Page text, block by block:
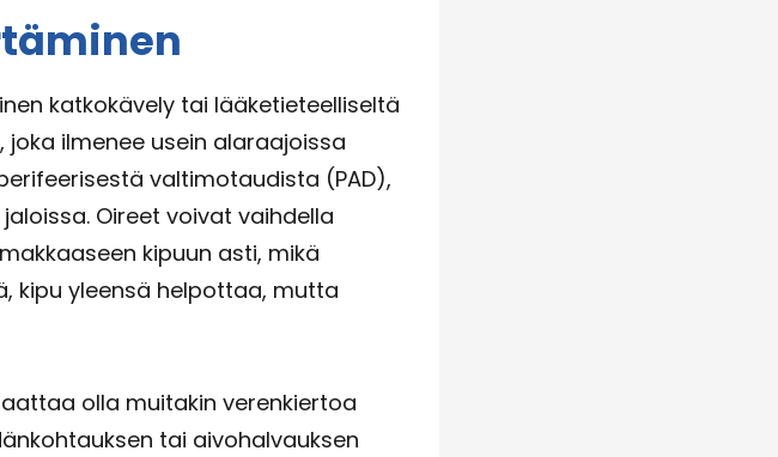
katkokävely tai lääketieteelliseltä
ilmenee usein alaraajoissa
valtimotaudista (PAD),
Oireet voivat vaihdella
kipuun asti, mikä
kipu yleensä helpottaa, mutta
olla muitakin verenkiertoa
tai aivohalvauksen